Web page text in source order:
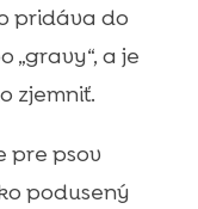
pridáva do
„gravy“, a je
zjemniť.
pre psov
podusený